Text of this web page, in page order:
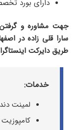
دارای بورد
جهت مشاوره و گرفتن
سارا قلی زاده در
طریق دایرکت
خدمات:
لمینت